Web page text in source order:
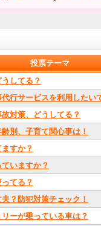
投票テーマ
してる？
行サービスを利用したい
対策、どうしてる？
別、子育て関心事は！
すか？
いますか？
てる？
？防犯対策チェック！
ーが乗っている車は？